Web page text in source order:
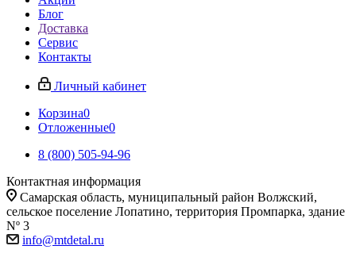
Блог
Доставка
Сервис
Контакты
Личный кабинет
Корзина0
Отложенные0
8 (800) 505-94-96
Контактная информация
Самарская область, муниципальный район Волжский,
сельское поселение Лопатино, территория Промпарка, здание
Nº 3
info@mtdetal.ru